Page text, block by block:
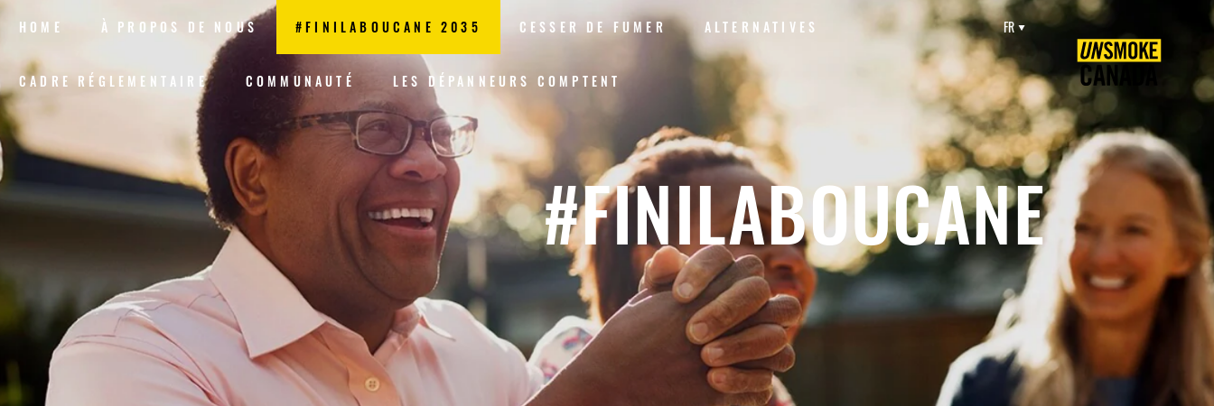
HOME À PROPOS DE NOUS #FINILABOUCANE 2035 CESSER DE FUMER ALTERNATIVES
CADRE RÉGLEMENTAIRE COMMUNAUTÉ LES DÉPANNEURS COMPTENT
FR
#FINILABOUCANE